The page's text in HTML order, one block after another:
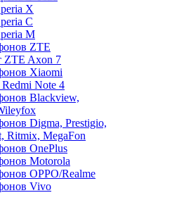
X
C
M
ZTE
ZTE Axon 7
Xiaomi
Note 4
Blackview,
Digma, Prestigio,
Ritmix, MegaFon
OnePlus
Motorola
OPPO/Realme
Vivo